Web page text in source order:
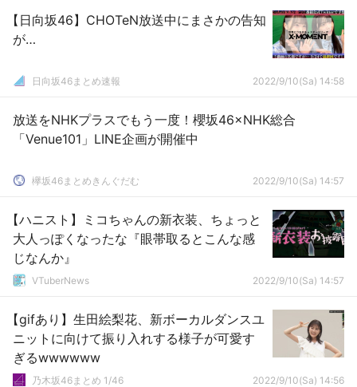
【日向坂46】CHOTeN放送中にまさかの告知
が…
日向坂46まとめ速報 2022/9/10(Sa) 14:58
放送をNHKプラスでもう一度！櫻坂46×NHK総合
「Venue101」LINE企画が開催中
欅坂46まとめきんぐだむ 2022/9/10(Sa) 14:57
【ハニスト】ミコちゃんの新衣装、ちょっと
大人っぽくなったな『眼帯取るとこんな感
じなんか』
VTuberNews 2022/9/10(Sa) 14:57
【gifあり】生田絵梨花、新ボーカルダンスユ
ニットに向けて振り入れする様子が可愛す
ぎるwwwwww
乃木坂46まとめ 1/46 2022/9/10(Sa) 14:56